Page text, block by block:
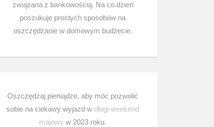
związana z bankowością. Na co dzień
poszukuje prostych sposobów na
oszczędzanie w domowym budżecie.
Oszczędzaj pieniądze, aby móc pozwolić
sobie na ciekawy wyjazd w długi weekend
majowy w 2023 roku.